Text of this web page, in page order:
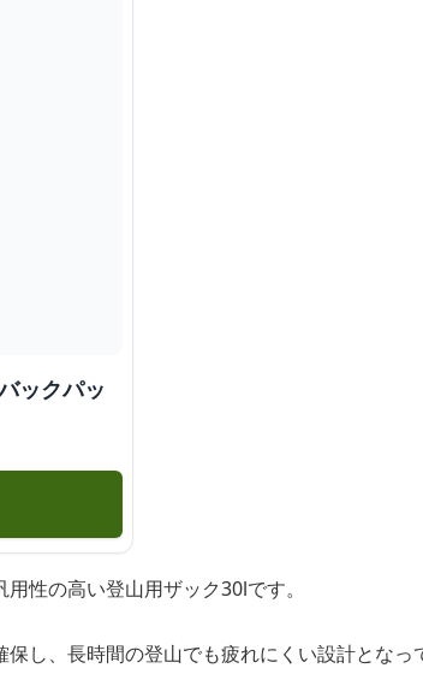
ックパッ
性の高い登山用ザック30lです。
し、長時間の登山でも疲れにくい設計となっ